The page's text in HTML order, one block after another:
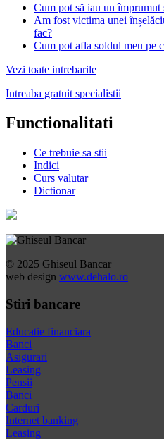
Cum pot să iau un împrumut
Am fost victima unei
fac?
Cum pot afla soldul meu pe
Vezi toate intrebarile
Intreaba gratuit specialistii
Functionalitati
Ce trebuie sa stii
Indici
Curs valutar
Dictionar
© 2025 Ghiseul Bancar
web design www.dehalo.ro
Stiri bancare
Educatie financiara
Banci
Asigurari
Leasing
Pensii
Banci
Carduri
Internet banking
Leasing